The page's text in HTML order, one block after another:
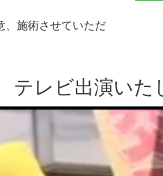
、施術させていただ
テレビ出演いた